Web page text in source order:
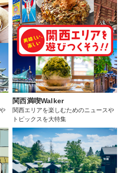
関西満喫Walker
関西エリアを楽しむためのニュースや
トピックスを大特集